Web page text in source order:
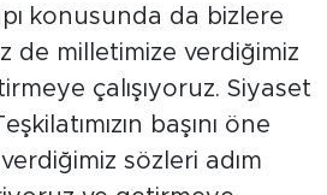
konusunda da bizlere
de milletimize verdiğimiz
çalışıyoruz. Siyaset
başını öne
sözleri adım